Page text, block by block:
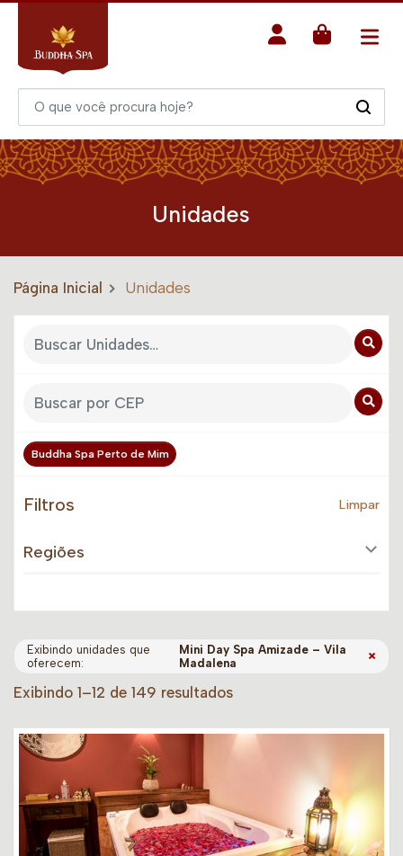
Unidades
Página Inicial Unidades
Buddha Spa Perto de Mim
Filtros Limpar
Regiões
Exibindo unidades que
oferecem:
Mini Day Spa Amizade – Vila
Madalena
×
Exibindo 1–12 de 149 resultados